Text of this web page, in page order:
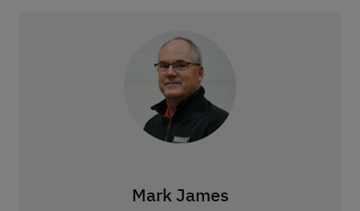
Mark James